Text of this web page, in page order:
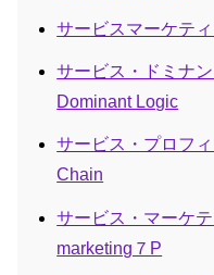
サービスマーケテ
サービス・ドミナ
Dominant Logic
サービス・プロフ
Chain
サービス・マーケ
marketing７P